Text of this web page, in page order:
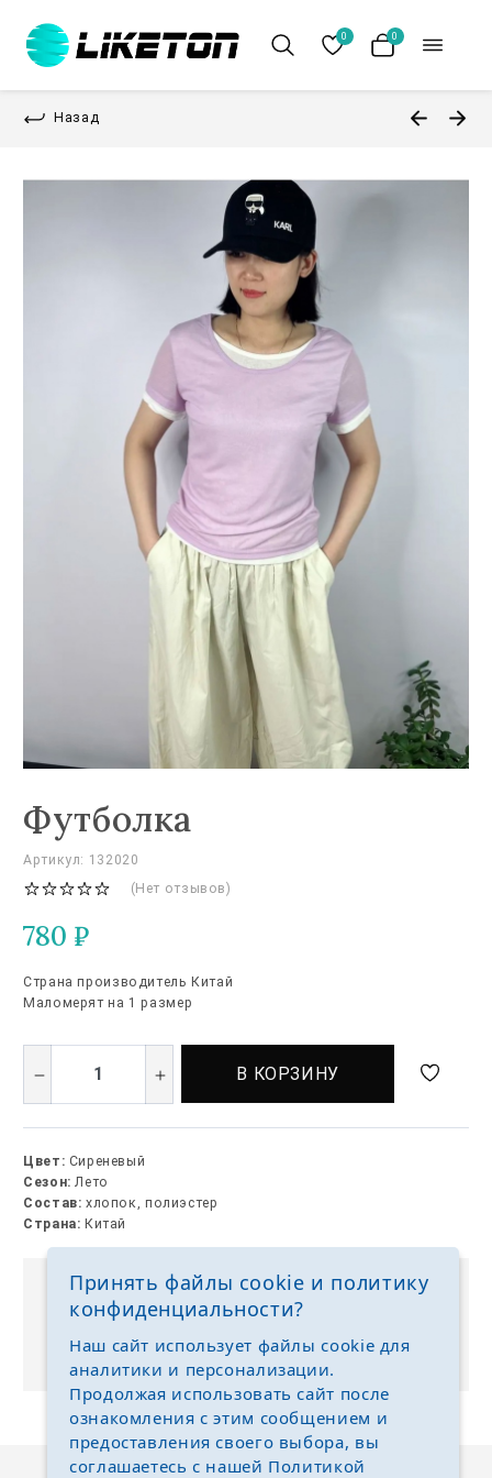
0 0
Назад
Футболка
Артикул: 132020
(Нет отзывов)
780 ₽
Страна производитель Китай
Маломерят на 1 размер
В КОРЗИНУ
Цвет: Сиреневый
Сезон: Лето
Состав: хлопок, полиэстер
Страна: Китай
Выкуп без размерных рядов
ваш выбор
Принять файлы cookie и политику
конфиденциальности?
Наш сайт использует файлы cookie для
аналитики и персонализации.
Продолжая использовать сайт после
ознакомления с этим сообщением и
предоставления своего выбора, вы
соглашаетесь с нашей Политикой